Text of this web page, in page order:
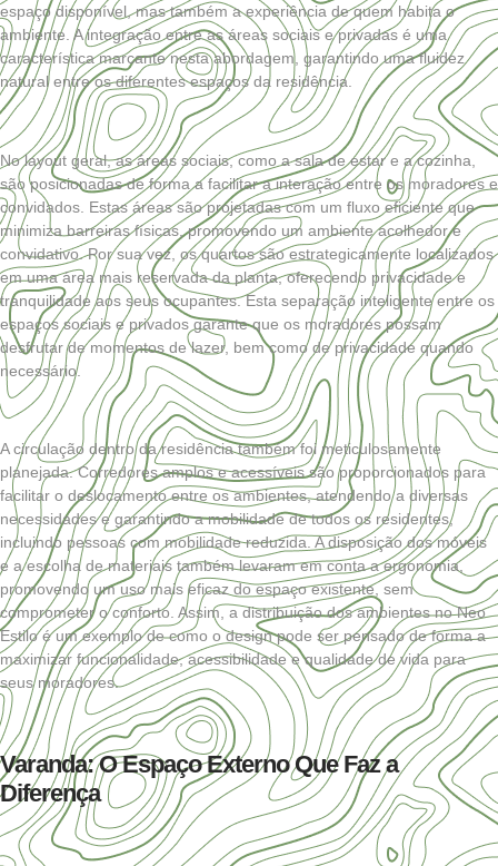
espaço disponível, mas também a experiência de quem habita o
ambiente. A integração entre as áreas sociais e privadas é uma
característica marcante nesta abordagem, garantindo uma fluidez
natural entre os diferentes espaços da residência.
No layout geral, as áreas sociais, como a sala de estar e a cozinha,
são posicionadas de forma a facilitar a interação entre os moradores e
convidados. Estas áreas são projetadas com um fluxo eficiente que
minimiza barreiras físicas, promovendo um ambiente acolhedor e
convidativo. Por sua vez, os quartos são estrategicamente localizados
em uma área mais reservada da planta, oferecendo privacidade e
tranquilidade aos seus ocupantes. Esta separação inteligente entre os
espaços sociais e privados garante que os moradores possam
desfrutar de momentos de lazer, bem como de privacidade quando
necessário.
A circulação dentro da residência também foi meticulosamente
planejada. Corredores amplos e acessíveis são proporcionados para
facilitar o deslocamento entre os ambientes, atendendo a diversas
necessidades e garantindo a mobilidade de todos os residentes,
incluindo pessoas com mobilidade reduzida. A disposição dos móveis
e a escolha de materiais também levaram em conta a ergonomia,
promovendo um uso mais eficaz do espaço existente, sem
comprometer o conforto. Assim, a distribuição dos ambientes no Neo
Estilo é um exemplo de como o design pode ser pensado de forma a
maximizar funcionalidade, acessibilidade e qualidade de vida para
seus moradores.
Varanda: O Espaço Externo Que Faz a
Diferença